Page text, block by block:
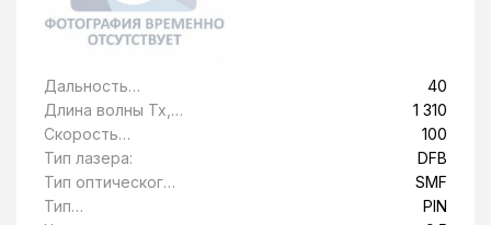
Дальность
передачи, км:
40
Длина волны Tx,
нм:
1 310
Скорость
передачи
данных, Гбит/c:
100
Тип лазера:
DFB
Тип оптического
волокна:
SMF
Тип
PIN